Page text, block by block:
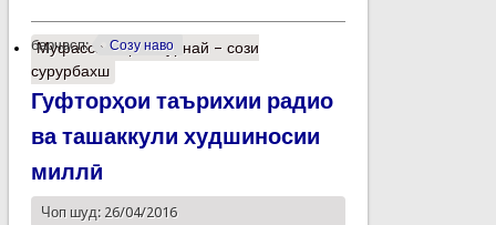
барчасп: Созу наво
Муфассалтаро Сурнай – сози
сурурбахш
Гуфторҳои таърихии радио
ва ташаккули худшиносии
миллӣ
Чоп шуд: 26/04/2016